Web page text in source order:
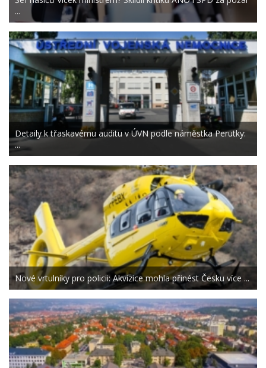
...
Detaily k třaskavému auditu v ÚVN podle náměstka Perutky:
...
Nové vrtulníky pro policii: Akvizice mohla přinést Česku více ...